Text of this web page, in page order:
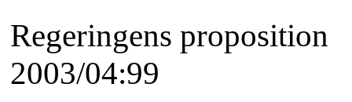
Regeringens proposition
2003/04:99